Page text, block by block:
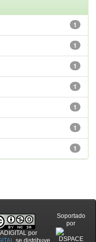
1
1
1
1
1
1
1
por
se distribuye
Soportado
por